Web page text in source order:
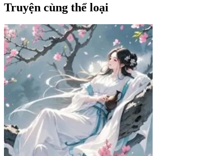
Truyện cùng thể loại